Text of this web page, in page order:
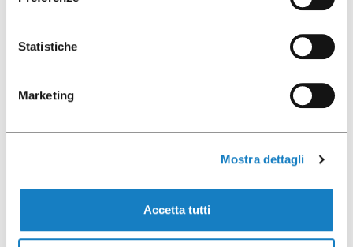
Statistiche
Marketing
Mostra dettagli
Accetta tutti